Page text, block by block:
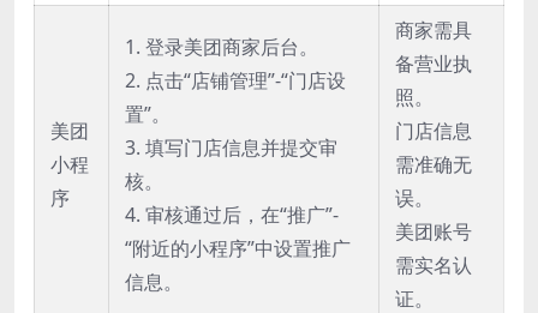
美团
小程
序
1. 登录美团商家后台。
2. 点击“店铺管理”-“门店设
置”。
3. 填写门店信息并提交审
核。
4. 审核通过后，在“推广”-
“附近的小程序”中设置推广
信息。
商家需具
备营业执
照。
门店信息
需准确无
误。
美团账号
需实名认
证。